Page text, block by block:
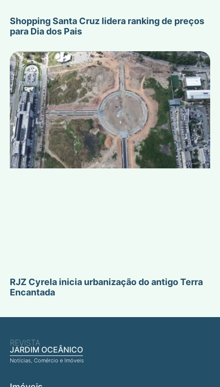
Shopping Santa Cruz lidera ranking de preços
para Dia dos Pais
RJZ Cyrela inicia urbanização do antigo Terra
Encantada
REVISTA
JARDIM OCEÂNICO
Notícias, Comércio e Imóveis